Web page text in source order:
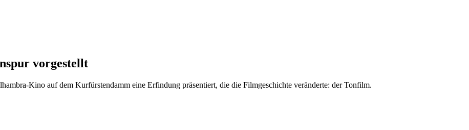
vorgestellt
Kino auf dem Kurfürstendamm eine Erfindung präsentiert, die die Filmgeschichte veränderte: der Tonfilm.